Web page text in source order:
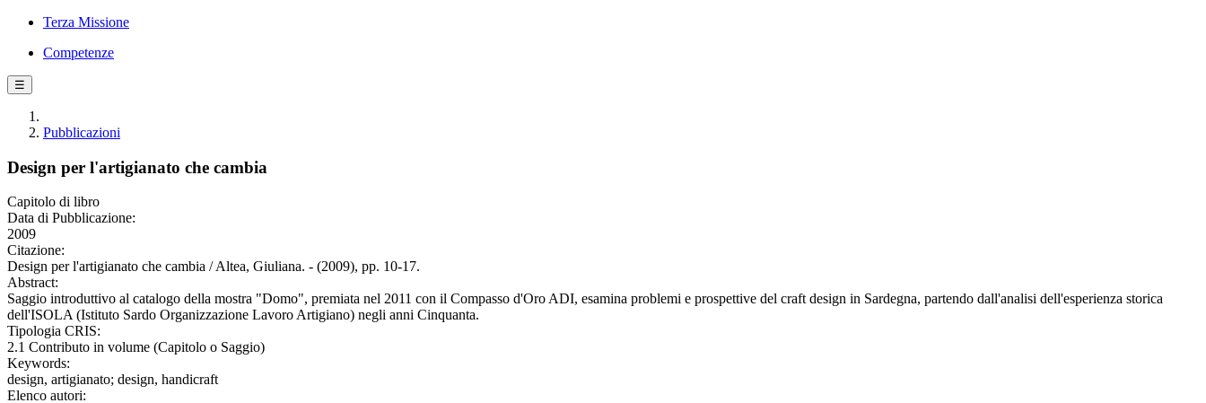
Terza Missione
Competenze
☰
Pubblicazioni
Design per l'artigianato che cambia
Capitolo di libro
Data di Pubblicazione:
2009
Citazione:
Design per l'artigianato che cambia / Altea, Giuliana. - (2009), pp. 10-17.
Abstract:
Saggio introduttivo al catalogo della mostra "Domo", premiata nel 2011 con il Compasso d'Oro ADI, esamina problemi e prospettive del craft design in Sardegna, partendo dall'analisi dell'esperienza storica
dell'ISOLA (Istituto Sardo Organizzazione Lavoro Artigiano) negli anni Cinquanta.
Tipologia CRIS:
2.1 Contributo in volume (Capitolo o Saggio)
Keywords:
design, artigianato; design, handicraft
Elenco autori: